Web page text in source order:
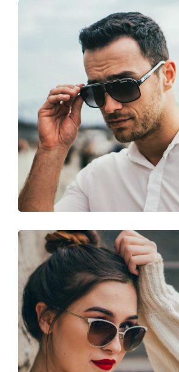
Παρέχονται με θήκη:
Πανί καθαρισμού:
Κατηγορία:
Μάρκα:
Χρήση:
Κωδικός Προϊόντος / Μοντέλο: